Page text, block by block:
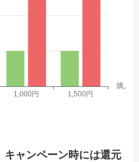
キャンペーン時には還元